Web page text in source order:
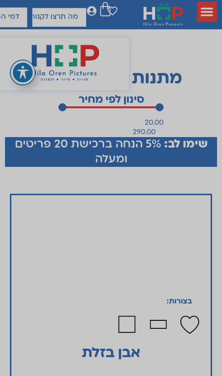
מתנות יום הולדת
סינון לפי מחיר
שימו לב:
5% הנחה ברכישת 20 פריטים
ומעלה
בצורות:
אבן בזלת